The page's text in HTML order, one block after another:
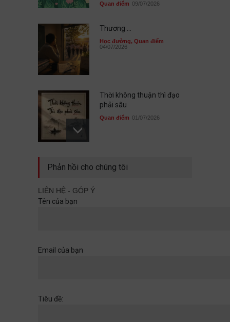
Quan điểm 09/07/2026
Thương ...
Học đường, Quan điểm
04/07/2026
Thời không thuận thì đạo
phải sâu
Quan điểm 01/07/2026
Sau cùng, mình đã không đi
cùng nhau
Phản hồi cho chúng tôi
LIÊN HỆ - GÓP Ý
Tên của bạn
Email của bạn
Tiêu đề: